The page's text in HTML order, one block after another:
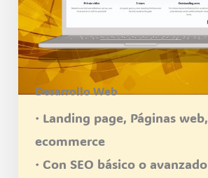
Desarrollo Web
· Landing page, Páginas web,
ecommerce
· Con SEO básico o avanzado